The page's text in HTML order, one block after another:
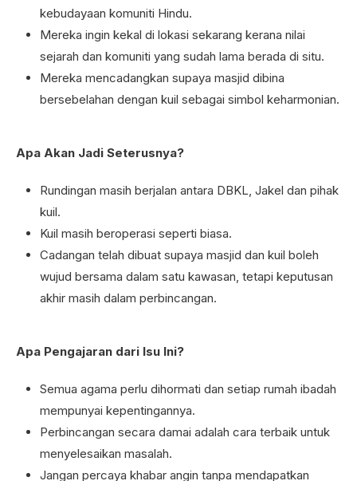
kebudayaan komuniti Hindu.
Mereka ingin kekal di lokasi sekarang kerana nilai
sejarah dan komuniti yang sudah lama berada di situ.
Mereka mencadangkan supaya masjid dibina
bersebelahan dengan kuil sebagai simbol keharmonian.
Apa Akan Jadi Seterusnya?
Rundingan masih berjalan antara DBKL, Jakel dan pihak
kuil.
Kuil masih beroperasi seperti biasa.
Cadangan telah dibuat supaya masjid dan kuil boleh
wujud bersama dalam satu kawasan, tetapi keputusan
akhir masih dalam perbincangan.
Apa Pengajaran dari Isu Ini?
Semua agama perlu dihormati dan setiap rumah ibadah
mempunyai kepentingannya.
Perbincangan secara damai adalah cara terbaik untuk
menyelesaikan masalah.
Jangan percaya khabar angin tanpa mendapatkan